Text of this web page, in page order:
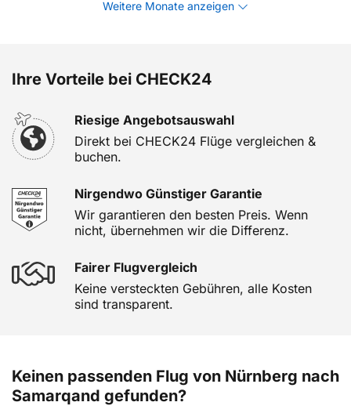
Weitere Monate anzeigen
Ihre Vorteile bei CHECK24
Riesige Angebotsauswahl
Direkt bei CHECK24 Flüge vergleichen &
buchen.
Nirgendwo Günstiger Garantie
Wir garantieren den besten Preis. Wenn
nicht, übernehmen wir die Differenz.
Fairer Flugvergleich
Keine versteckten Gebühren, alle Kosten
sind transparent.
Keinen passenden Flug von Nürnberg nach
Samarqand gefunden?